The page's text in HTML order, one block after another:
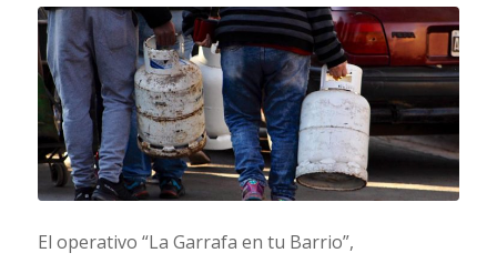
El operativo “La Garrafa en tu Barrio”,